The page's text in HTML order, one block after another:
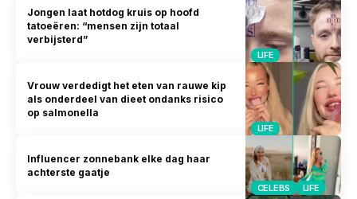
LIFE
Jongen laat hotdog kruis op hoofd
tatoeëren: “mensen zijn totaal
verbijsterd”
LIFE
Vrouw verdedigt het eten van rauwe kip
als onderdeel van dieet ondanks risico
op salmonella
CELEBS LIFE
Influencer zonnebank elke dag haar
achterste gaatje